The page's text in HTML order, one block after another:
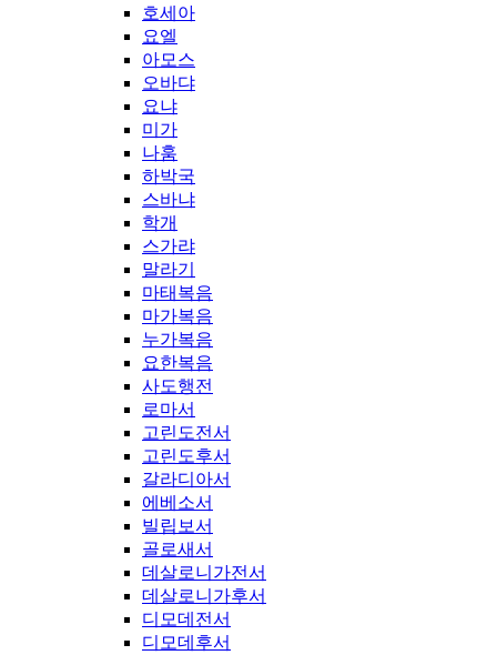
호세아
요엘
아모스
오바댜
요냐
미가
나훔
하박국
스바냐
학개
스가랴
말라기
마태복음
마가복음
누가복음
요한복음
사도행전
로마서
고린도전서
고린도후서
갈라디아서
에베소서
빌립보서
골로새서
데살로니가전서
데살로니가후서
디모데전서
디모데후서